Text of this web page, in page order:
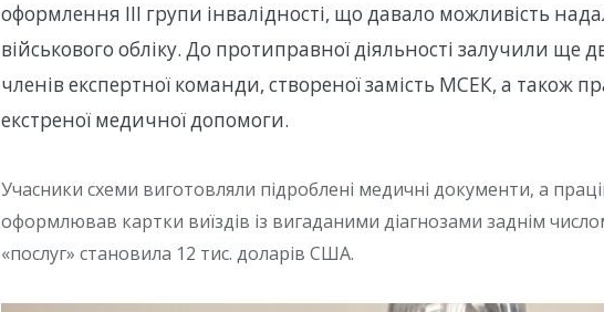
оформлення III групи інвалідності, що давало можливість
військового обліку. До протиправної діяльності залучили ще
членів експертної команди, створеної замість МСЕК, а також
екстреної медичної допомоги.
Учасники схеми виготовляли підроблені медичні документи, а
оформлював картки виїздів із вигаданими діагнозами заднім
«послуг» становила 12 тис. доларів США.